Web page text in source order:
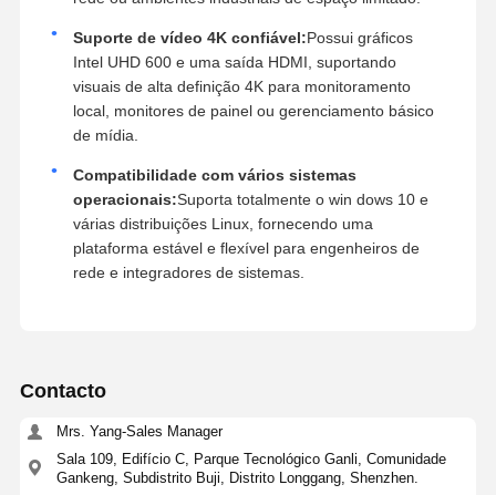
Suporte de vídeo 4K confiável:Possui gráficos
Intel UHD 600 e uma saída HDMI, suportando
visuais de alta definição 4K para monitoramento
local, monitores de painel ou gerenciamento básico
de mídia.
Compatibilidade com vários sistemas
operacionais:Suporta totalmente o win dows 10 e
várias distribuições Linux, fornecendo uma
plataforma estável e flexível para engenheiros de
rede e integradores de sistemas.
Contacto
Mrs. Yang-Sales Manager
Sala 109, Edifício C, Parque Tecnológico Ganli, Comunidade
Gankeng, Subdistrito Buji, Distrito Longgang, Shenzhen.